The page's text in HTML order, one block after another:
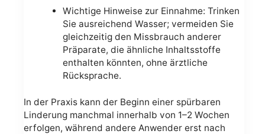
Wichtige Hinweise zur Einnahme: Trinken
Sie ausreichend Wasser; vermeiden Sie
gleichzeitig den Missbrauch anderer
Präparate, die ähnliche Inhaltsstoffe
enthalten könnten, ohne ärztliche
Rücksprache.
In der Praxis kann der Beginn einer spürbaren
Linderung manchmal innerhalb von 1–2 Wochen
erfolgen, während andere Anwender erst nach